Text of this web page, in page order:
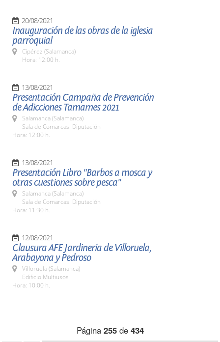
20/08/2021
Inauguración de las obras de la iglesia
parroquial
Cipérez (Salamanca)
Hora: 12:00 h.
13/08/2021
Presentación Campaña de Prevención
de Adicciones Tamames 2021
Salamanca (Salamanca)
Sala de Comarcas. Diputación
Hora: 12:00 h.
13/08/2021
Presentación Libro "Barbos a mosca y
otras cuestiones sobre pesca"
Salamanca (Salamanca)
Sala de Comarcas. Diputación
Hora: 11:30 h.
12/08/2021
Clausura AFE Jardinería de Villoruela,
Arabayona y Pedroso
Villoruela (Salamanca)
Edificio Multiusos
Hora: 10:00 h.
Página 255de 434